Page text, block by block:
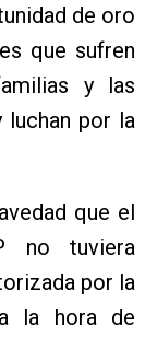
de oro
que sufren
y las
luchan por la
que el
no tuviera
por la
a la hora de